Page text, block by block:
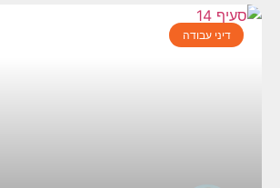
דיני עבודה